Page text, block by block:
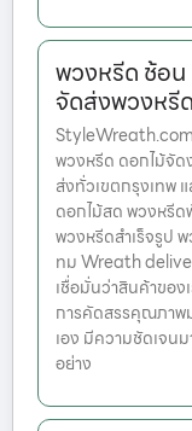
พวงหรีด ช้อ
จัดส่งพวงหรี
พวงหรีด ดอกไม้จัด
ส่งทั่วเขตกรุงเทพ
ดอกไม้สด พวงหรี
พวงหรีดสำเร็จรูป
ทม Wreath
เชื่อมั่นว่าสินค้าของ
การคัดสรรคุณภาพ
เอง มีความชัดเจน
อย่าง